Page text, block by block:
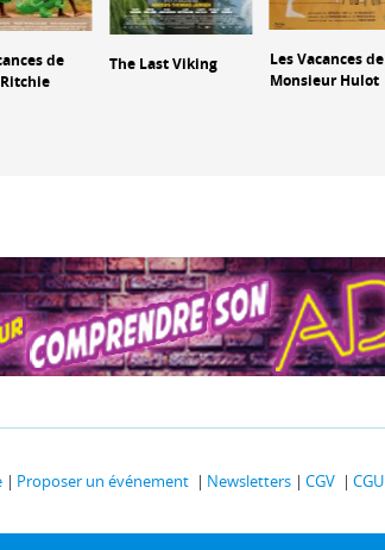
de
The Last Viking
Les Vacances de
Monsieur Hulot
Proposer un événement Newsletters CGV CGU